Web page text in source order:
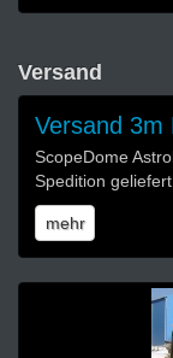
Versand
Versand 3m
ScopeDome
Spedition
mehr